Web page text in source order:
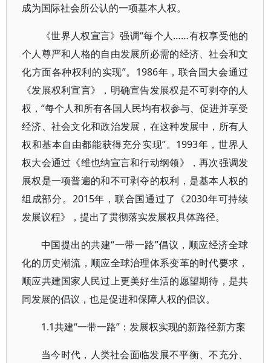
成为国际社会所公认的一项基本人权。
《世界人权宣言》强调“每个人……有权享受他的
个人尊严和人格的自由发展所必需的经济、社会和文
化方面各种权利的实现”。1986年，联合国大会通过
《发展权利宣言》，明确宣告发展权是不可剥夺的人
权，“每个人和所有各国人民均有权参与、促进并享受
经济、社会文化和政治发展，在这种发展中，所有人
权和基本自由都能获得充分实现”。1993年，世界人
权大会通过《维也纳宣言和行动纲领》，再次强调发
展权是一项普遍的和不可剥夺的权利，是基本人权的
组成部分。2015年，联合国通过了《2030年可持续
发展议程》，提出了贯彻落实发展权具体路径。
中国提出的共建“一带一路”倡议，顺应经济全球
化的历史潮流，顺应全球治理体系变革的时代要求，
顺应共建国家人民过上更美好生活的愿望期待，是共
同发展的倡议，也是促进和保障人权的倡议。
1.1共建“一带一路”：发展权实现的新路径新方案
当今时代，人类社会面临发展不平衡、不充分、